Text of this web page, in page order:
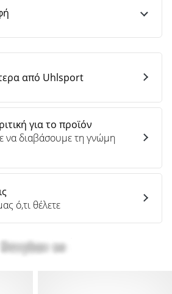
το προϊόν
για το προϊόν
να διαβάσουμε τη γνώμη
ό,τι θέλετε
από Uhlsport